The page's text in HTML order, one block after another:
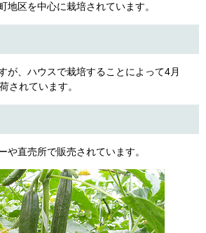
区を中心に栽培されています。
が、ハウスで栽培することによって4月
されています。
直売所で販売されています。